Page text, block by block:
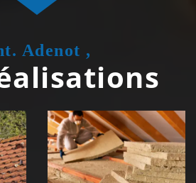
Adenot ,
Isolation de
toiture 39
Jura